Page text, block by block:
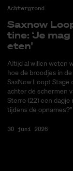
Achtergrond
Saxnow
ti­ne: ‘Je
eten'
Altijd al willen weten
hoe de broodjes in
SaxNow Loopt
achter de schermen
Sterre (22) een dagje
tijdens de opnames?”
30 juni 2026